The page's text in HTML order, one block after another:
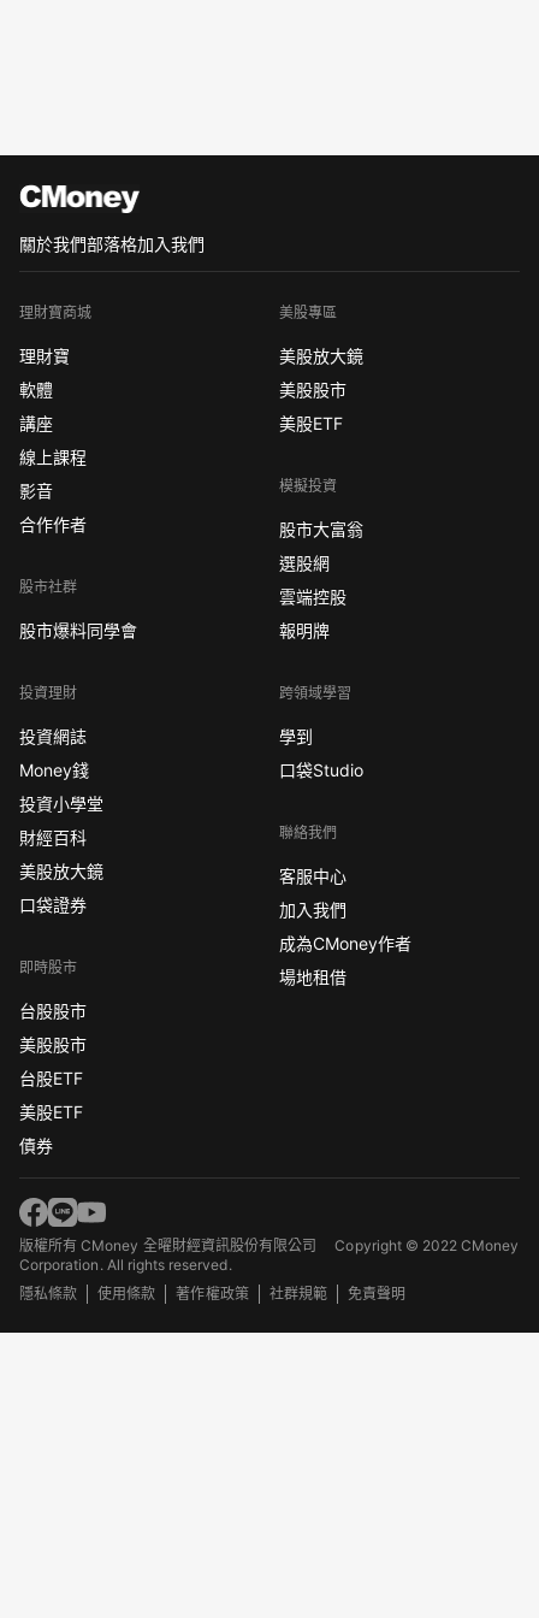
關於我們部落格加入我們
理財寶商城
理財寶
軟體
講座
線上課程
影音
合作作者
股市社群
股市爆料同學會
投資理財
投資網誌
Money錢
投資小學堂
財經百科
美股放大鏡
口袋證券
即時股市
台股股市
美股股市
台股ETF
美股ETF
債券
美股專區
美股放大鏡
美股股市
美股ETF
模擬投資
股市大富翁
選股網
雲端控股
報明牌
跨領域學習
學到
口袋Studio
聯絡我們
客服中心
加入我們
成為CMoney作者
場地租借
版權所有 CMoney 全曜財經資訊股份有限公司Copyright © 2022 CMoney
Corporation. All rights reserved.
隱私條款
使用條款 著作權政策 社群規範 免責聲明